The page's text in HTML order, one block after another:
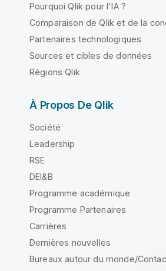
Pourquoi Qlik pour l'IA ?
Comparaison de Qlik et de la
Partenaires technologiques
Sources et cibles de données
Régions Qlik
À Propos De Qlik
Société
Leadership
RSE
DEI&B
Programme académique
Programme Partenaires
Carrières
Dernières nouvelles
Bureaux autour du monde/